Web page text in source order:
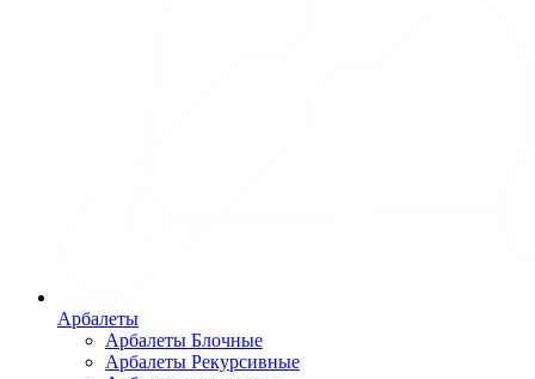
Арбалеты
Арбалеты Блочные
Арбалеты Рекурсивные